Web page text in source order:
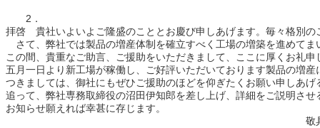
2．
拝啓 貴社いよいよご隆盛のこととお慶び申しあげます。毎々格別の
さて、弊社では製品の増産体制を確立すべく工場の増築を進めて
この間、貴重なご助言、ご援助をいただきまして、ここに厚くお礼申
五月一日より新工場が稼働し、ご好評いただいております製品の増
つきましては、御社にもぜひご援助のほどを仰ぎたくお願い申しあ
追って、弊社専務取締役の沼田伊知郎を差し上げ、詳細をご説明さ
お知らせ願えれば幸甚に存じます。
敬